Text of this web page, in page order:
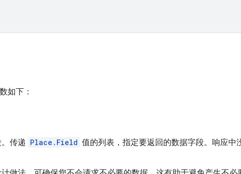
如下：
。传递 Place.Field 值的列表，指定要返回的数据字段。响应中